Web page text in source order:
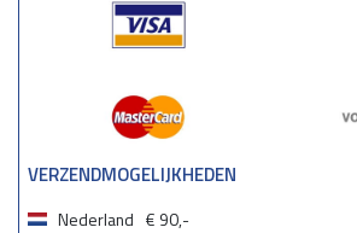
VERZENDMOGELIJKHEDEN
Nederland € 90,-